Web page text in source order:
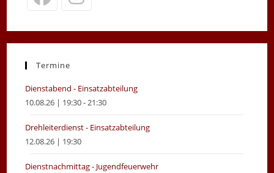
in
new
in
new
Termine
Dienstabend - Einsatzabteilung
10.08.26 | 19:30 - 21:30
Drehleiterdienst - Einsatzabteilung
12.08.26 | 19:30
Dienstnachmittag - Jugendfeuerwehr